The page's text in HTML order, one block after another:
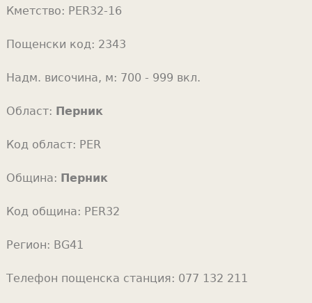
m
e
Кметство: PER32-16
Пощенски код: 2343
Надм. височина, м: 700 - 999 вкл.
Област: Перник
Код област: PER
Община: Перник
Код община: PER32
Регион: BG41
Телефон пощенска станция: 077 132 211